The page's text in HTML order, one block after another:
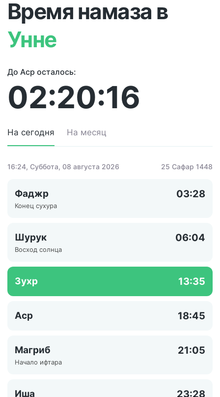
Время намаза в
Унне
До Аср осталось:
02:20:16
На сегодня На месяц
16:24, Суббота, 08 августа 2026 25 Сафар 1448
Фаджр 03:28
Конец сухура
Шурук 06:04
Восход солнца
Зухр 13:35
Аср 18:45
Магриб 21:05
Начало ифтара
Иша 23:28